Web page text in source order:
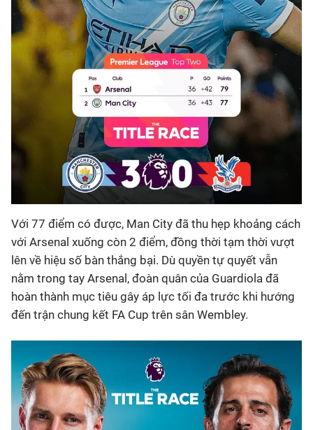
Với 77 điểm có được, Man City đã thu hẹp khoảng cách
với Arsenal xuống còn 2 điểm, đồng thời tạm thời vượt
lên về hiệu số bàn thắng bại. Dù quyền tự quyết vẫn
nằm trong tay Arsenal, đoàn quân của Guardiola đã
hoàn thành mục tiêu gây áp lực tối đa trước khi hướng
đến trận chung kết FA Cup trên sân Wembley.